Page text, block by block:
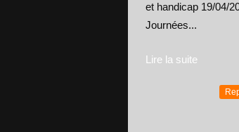
et handicap 19/04/
Journées...
Lire la suite